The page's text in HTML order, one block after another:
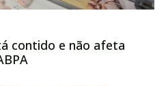
contido e não afeta